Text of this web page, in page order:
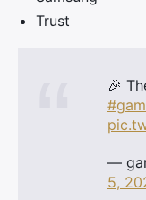
Trust
🎉
—
5,